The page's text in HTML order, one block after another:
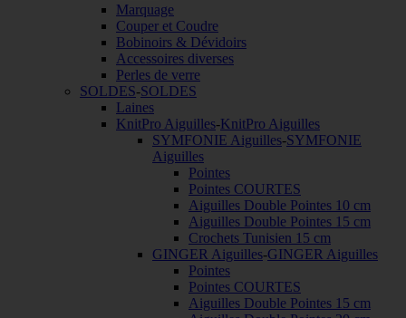
Marquage
Couper et Coudre
Bobinoirs & Dévidoirs
Accessoires diverses
Perles de verre
SOLDES-SOLDES
Laines
KnitPro Aiguilles-KnitPro Aiguilles
SYMFONIE Aiguilles-SYMFONIE
Aiguilles
Pointes
Pointes COURTES
Aiguilles Double Pointes 10 cm
Aiguilles Double Pointes 15 cm
Crochets Tunisien 15 cm
GINGER Aiguilles-GINGER Aiguilles
Pointes
Pointes COURTES
Aiguilles Double Pointes 15 cm